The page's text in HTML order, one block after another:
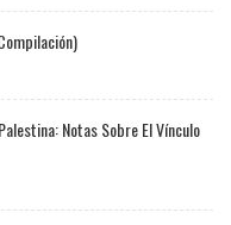
Notas Sobre El Vínculo